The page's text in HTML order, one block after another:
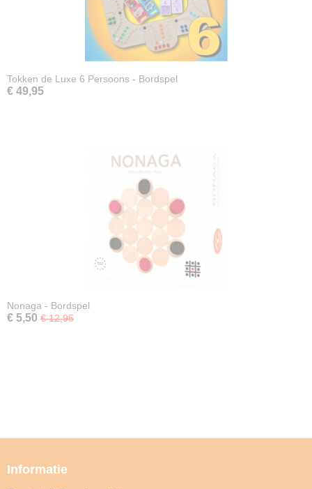
Tokken de Luxe 6 Persoons - Bordspel
€ 49,95
Nonaga - Bordspel
€ 5,50 € 12,95
Informatie